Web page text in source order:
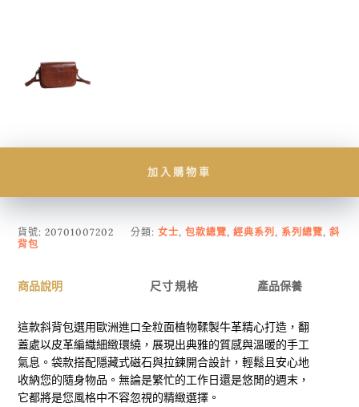
加入購物車
貨號:20701007202 分類:女士,包款總覽,經典系列, 系列總覽,斜
背包
商品說明 尺寸規格 產品保養
這款斜背包選用歐洲進口全粒面植物鞣製牛革精心打造，翻
蓋處以皮革編織細緻環繞，展現出典雅的質感與溫暖的手工
氣息。袋款搭配隱藏式磁石與拉鍊開合設計，輕鬆且安心地
收納您的隨身物品。無論是繁忙的工作日還是悠閒的週末，
它都將是您風格中不容忽視的精緻選擇。